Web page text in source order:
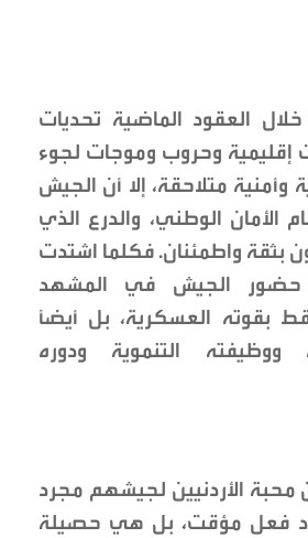
خلال العقود الماضية تحديات
إقليمية وحروب وموجات لجوء
متلاحقة، إلا أن الجيش
الأمان الوطني، والدرع الذي
بثقة واطمئنان. فكلما اشتدت
حضور الجيش في المشهد
بقوته العسكرية، بل أيضاً
ووظيفته التنموية ودوره
محبة الأردنيين لجيشهم مجرد
رد فعل مؤقت، بل هي حصيلة